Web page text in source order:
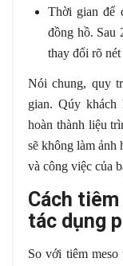
Thời gian để
đồng hồ. Sau
thay đổi rõ
Nói chung, quy
gian. Qúy
hoàn thành liệu
sẽ không làm ảnh
và công việc của
Cách
tác dụng
So với tiêm